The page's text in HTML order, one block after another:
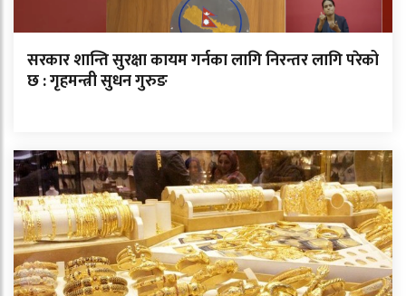
सरकार शान्ति सुरक्षा कायम गर्नका लागि निरन्तर लागि परेको
छ : गृहमन्त्री सुधन गुरुङ